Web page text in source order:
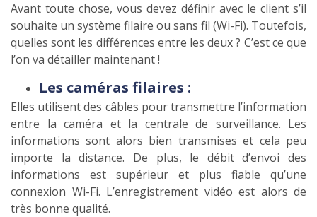
Avant toute chose, vous devez définir avec le client s’il
souhaite un système filaire ou sans fil (Wi-Fi). Toutefois,
quelles sont les différences entre les deux ? C’est ce que
l’on va détailler maintenant !
Les caméras filaires :
Elles utilisent des câbles pour transmettre l’information
entre la caméra et la centrale de surveillance. Les
informations sont alors bien transmises et cela peu
importe la distance. De plus, le débit d’envoi des
informations est supérieur et plus fiable qu’une
connexion Wi-Fi. L’enregistrement vidéo est alors de
très bonne qualité.